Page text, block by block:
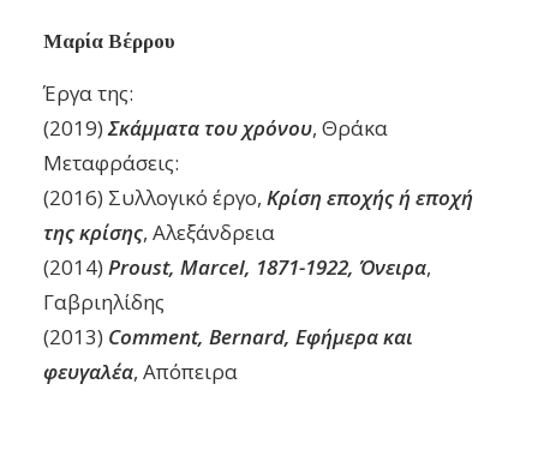
Μαρία Βέρρου
Έργα της:
(2019)Σκάμματα του χρόνου, Θράκα
Μεταφράσεις:
(2016) Συλλογικό έργο, Κρίση εποχής ή εποχή
της κρίσης, Αλεξάνδρεια
(2014) Proust, Marcel, 1871-1922, Όνειρα,
Γαβριηλίδης
(2013) Comment, Bernard, Εφήμερα και
φευγαλέα, Απόπειρα